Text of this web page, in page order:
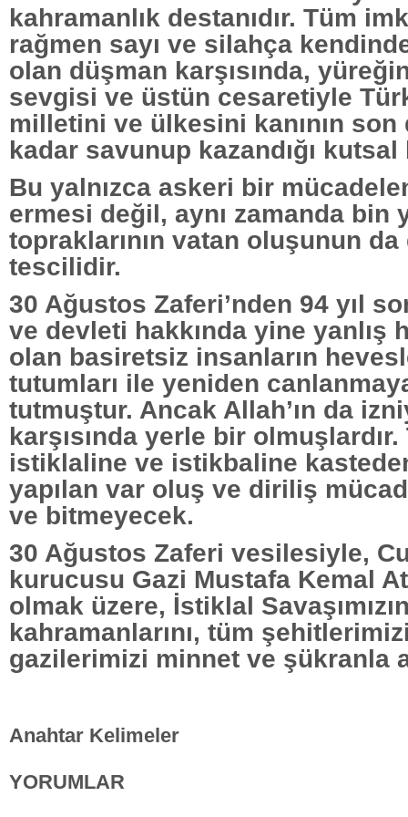
kahramanlık destanıdır. Tüm
rağmen sayı ve silahça
olan düşman karşısında,
sevgisi ve üstün cesaretiyle
milletini ve ülkesini kanının son
kadar savunup kazandığı
Bu yalnızca askeri bir
ermesi değil, aynı zamanda bin
topraklarının vatan oluşunun
tescilidir.
30 Ağustos Zaferi’nden 94 yıl
ve devleti hakkında yine yanlış
olan basiretsiz insanların
tutumları ile yeniden
tutmuştur. Ancak Allah’ın da
karşısında yerle bir
istiklaline ve istikbaline
yapılan var oluş ve diriliş
ve bitmeyecek.
30 Ağustos Zaferi vesilesiyle,
kurucusu Gazi Mustafa Kemal
olmak üzere, İstiklal
kahramanlarını, tüm
gazilerimizi minnet ve şükranla
Anahtar Kelimeler
YORUMLAR